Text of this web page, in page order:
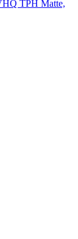
TPH Matte,